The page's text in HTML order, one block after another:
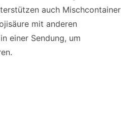
auch Mischcontainer
mit anderen
einer Sendung, um